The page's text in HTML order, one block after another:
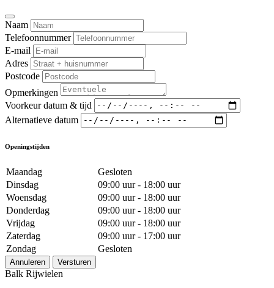
Naam
Telefoonnummer
E-mail
Adres
Postcode
Opmerkingen
Voorkeur datum & tijd
Alternatieve datum
Openingstijden
Maandag
Gesloten
Dinsdag
09:00 uur - 18:00 uur
Woensdag
09:00 uur - 18:00 uur
Donderdag
09:00 uur - 18:00 uur
Vrijdag
09:00 uur - 18:00 uur
Zaterdag
09:00 uur - 17:00 uur
Zondag
Gesloten
Annuleren Versturen
Balk Rijwielen